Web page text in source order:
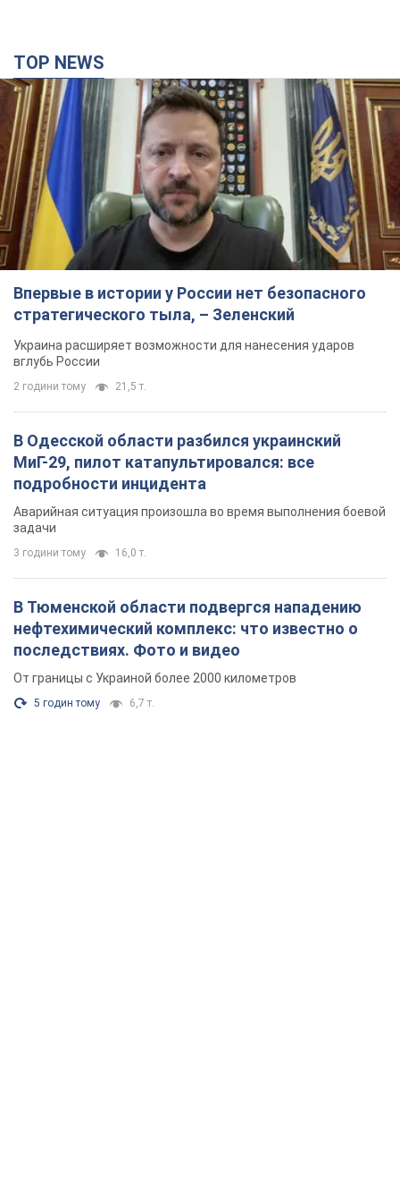
TOP NEWS
Впервые в истории у России нет безопасного
стратегического тыла, – Зеленский
Украина расширяет возможности для нанесения ударов
вглубь России
2 години тому 21,5 т.
В Одесской области разбился украинский
МиГ-29, пилот катапультировался: все
подробности инцидента
Аварийная ситуация произошла во время выполнения боевой
задачи
3 години тому 16,0 т.
В Тюменской области подвергся нападению
нефтехимический комплекс: что известно о
последствиях. Фото и видео
От границы с Украиной более 2000 километров
5 годин тому 6,7 т.